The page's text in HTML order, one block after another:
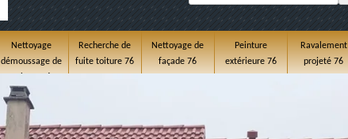
Nettoyage
démoussage de
Recherche de
fuite toiture 76
Nettoyage de
façade 76
Peinture
extérieure 76
Ravalement
projeté 76